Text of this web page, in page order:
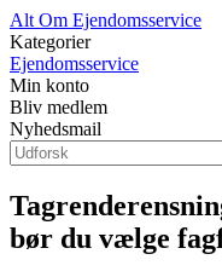
Alt Om Ejendomsservice
Kategorier
Ejendomsservice
Min konto
Bliv medlem
Nyhedsmail
bør du vælge